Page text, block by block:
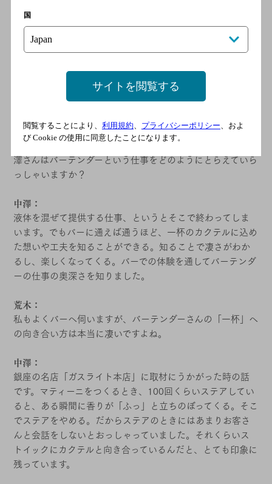
バーを、暮らしの中で、もっと身近に感じてほしい
荒木：
先ほどバーテンダーの「生き方」のお話が出ましたが、中
澤さんはバーテンダーという仕事をどのようにとらえていら
っしゃいますか？
中澤：
液体を混ぜて提供する仕事、というとそこで終わってしま
います。でもバーに通えば通うほど、一杯のカクテルに込め
た想いや工夫を知ることができる。知ることで凄さがわか
るし、楽しくなってくる。バーでの体験を通してバーテンダ
ーの仕事の奥深さを知りました。
荒木：
私もよくバーへ伺いますが、バーテンダーさんの「一杯」へ
の向き合い方は本当に凄いですよね。
中澤：
銀座の名店「ガスライト本店」に取材にうかがった時の話
です。マティーニをつくるとき、100回くらいステアしてい
ると、ある瞬間に香りが「ふっ」と立ちのぼってくる。そこ
でステアをやめる。だからステアのときにはあまりお客さ
んと会話をしないとおっしゃっていました。それくらいス
トイックにカクテルと向き合っているんだと、とても印象に
残っています。
国
サイトを閲覧する
閲覧することにより、 利用規約、 プライバシーポリシー、およ
び Cookie の使用に同意したことになります。